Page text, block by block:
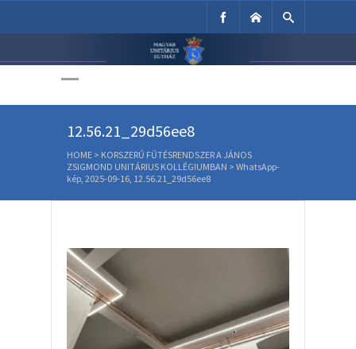
Unitárius Egyház
WhatsApp-kép, 2025-09-16,
12.56.21_29d56ee8
HOME > KORSZERŰ FŰTÉSRENDSZER A JÁNOS
ZSIGMOND UNITÁRIUS KOLLÉGIUMBAN > WhatsApp-
kép, 2025-09-16, 12.56.21_29d56ee8